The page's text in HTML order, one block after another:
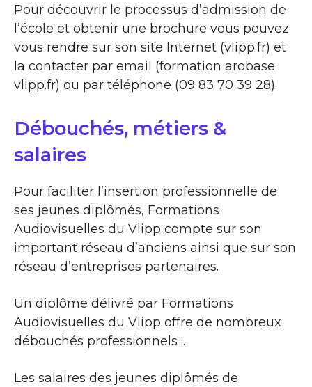
Pour découvrir le processus d’admission de
l’école et obtenir une brochure vous pouvez
vous rendre sur son site Internet (vlipp.fr) et
la contacter par email (formation arobase
vlipp.fr) ou par téléphone (09 83 70 39 28).
Débouchés, métiers &
salaires
Pour faciliter l’insertion professionnelle de
ses jeunes diplômés, Formations
Audiovisuelles du Vlipp compte sur son
important réseau d’anciens ainsi que sur son
réseau d’entreprises partenaires.
Un diplôme délivré par Formations
Audiovisuelles du Vlipp offre de nombreux
débouchés professionnels :.
Les salaires des jeunes diplômés de